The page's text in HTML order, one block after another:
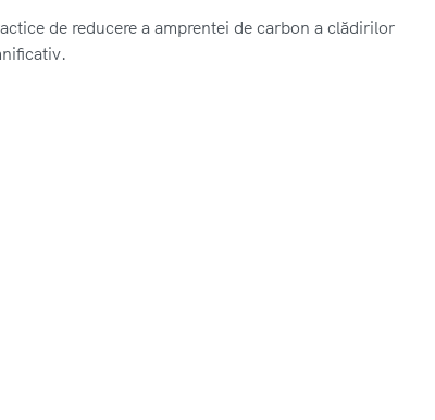
de reducere a amprentei de carbon a clădirilor